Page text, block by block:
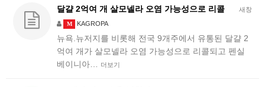
새창
달걀 2억여 개 살모넬라 오염 가능성으로 리콜
M KAGROPA
뉴욕.뉴저지를 비롯해 전국 9개주에서 유통된 달걀 2
억여 개가 살모넬라 오염 가능성으로 리콜되고 펜실
베이니아…
더보기